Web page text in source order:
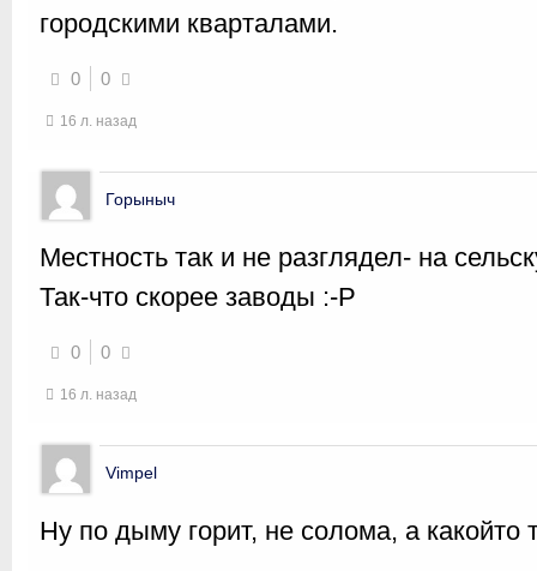
городскими кварталами.
0 0
16 л. назад
Горыныч
Местность так и не разглядел- на
Так-что скорее заводы :-P
0 0
16 л. назад
Vimpel
Ну по дыму горит, не солома, а какойто